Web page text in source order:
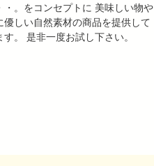
・。をコンセプトに 美味しい物や
優しい自然素材の商品を提供して
す。 是非一度お試し下さい。